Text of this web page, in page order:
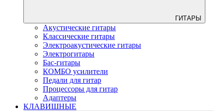
ГИТАРЫ
Акустические гитары
Классические гитары
Электроакустические гитары
Электрогитары
Бас-гитары
КОМБО усилители
Педали для гитар
Процессоры для гитар
Адаптеры
КЛАВИШНЫЕ